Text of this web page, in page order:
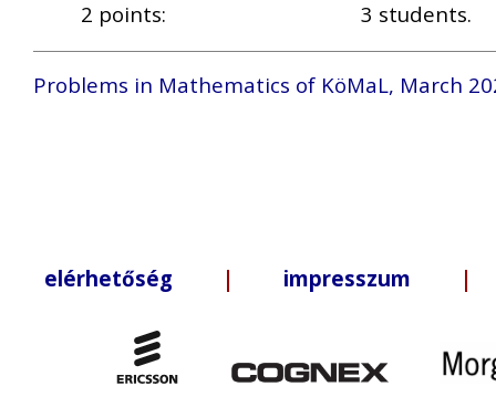
2 points:
3 students.
Problems in Mathematics of KöMaL, March
elérhetőség | impresszum |